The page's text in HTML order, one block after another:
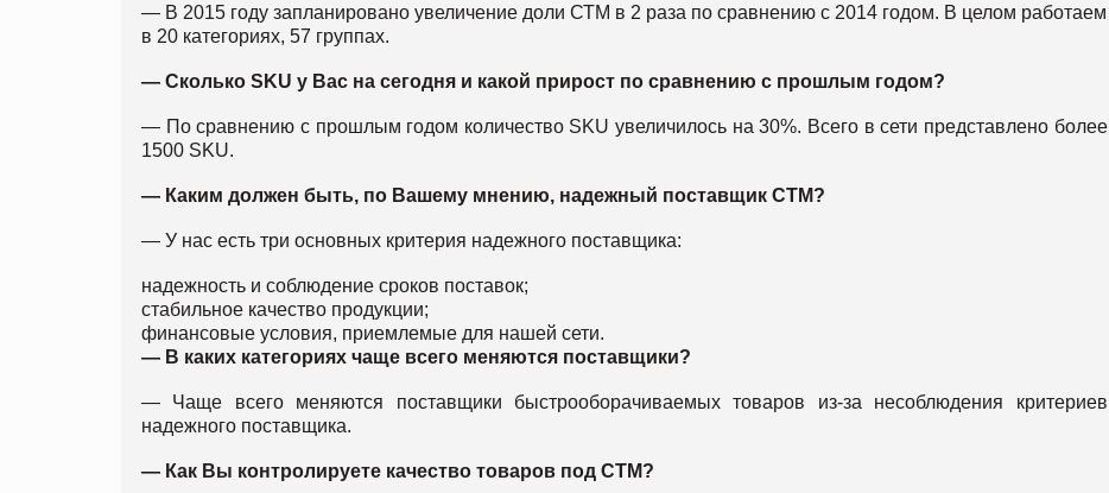
— В 2015 году запланировано увеличение доли СТМ в 2 раза по сравнению с 2014 годом. В целом работаем
в 20 категориях, 57 группах.
— Сколько SKU у Вас на сегодня и какой прирост по сравнению с прошлым годом?
— По сравнению с прошлым годом количество SKU увеличилось на 30%. Всего в сети представлено более
1500 SKU.
— Каким должен быть, по Вашему мнению, надежный поставщик СТМ?
— У нас есть три основных критерия надежного поставщика:
надежность и соблюдение сроков поставок;
стабильное качество продукции;
финансовые условия, приемлемые для нашей сети.
— В каких категориях чаще всего меняются поставщики?
— Чаще всего меняются поставщики быстрооборачиваемых товаров из-за несоблюдения критериев
надежного поставщика.
— Как Вы контролируете качество товаров под СТМ?